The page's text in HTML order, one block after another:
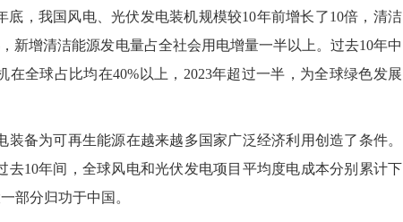
，我国风电、光伏发电装机规模较10年前增长了10倍，清洁
新增清洁能源发电量占全社会用电增量一半以上。过去10年中
在全球占比均在40%以上，2023年超过一半，为全球绿色发展
备为可再生能源在越来越多国家广泛经济利用创造了条件。
去10年间，全球风电和光伏发电项目平均度电成本分别累计下
部分归功于中国。